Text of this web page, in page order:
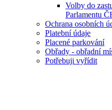
Volby do
Parlamentu
Ochrana osobních
Platební údaje
Placené parkování
Obřady - obřadní
Potřebuji vyřídit